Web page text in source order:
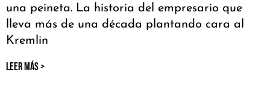
una peineta. La historia del empresario que
lleva más de una década plantando cara al
Kremlin
LEER MÁS >